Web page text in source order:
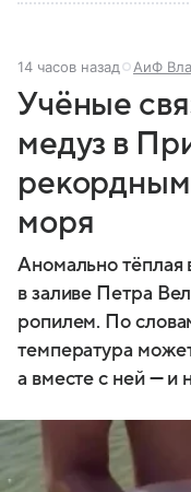
14 часов назад АиФ
Учёные
медуз в
моря
Аномально тёплая
в заливе Петра
ропилем. По
температура
а вместе с ней — и